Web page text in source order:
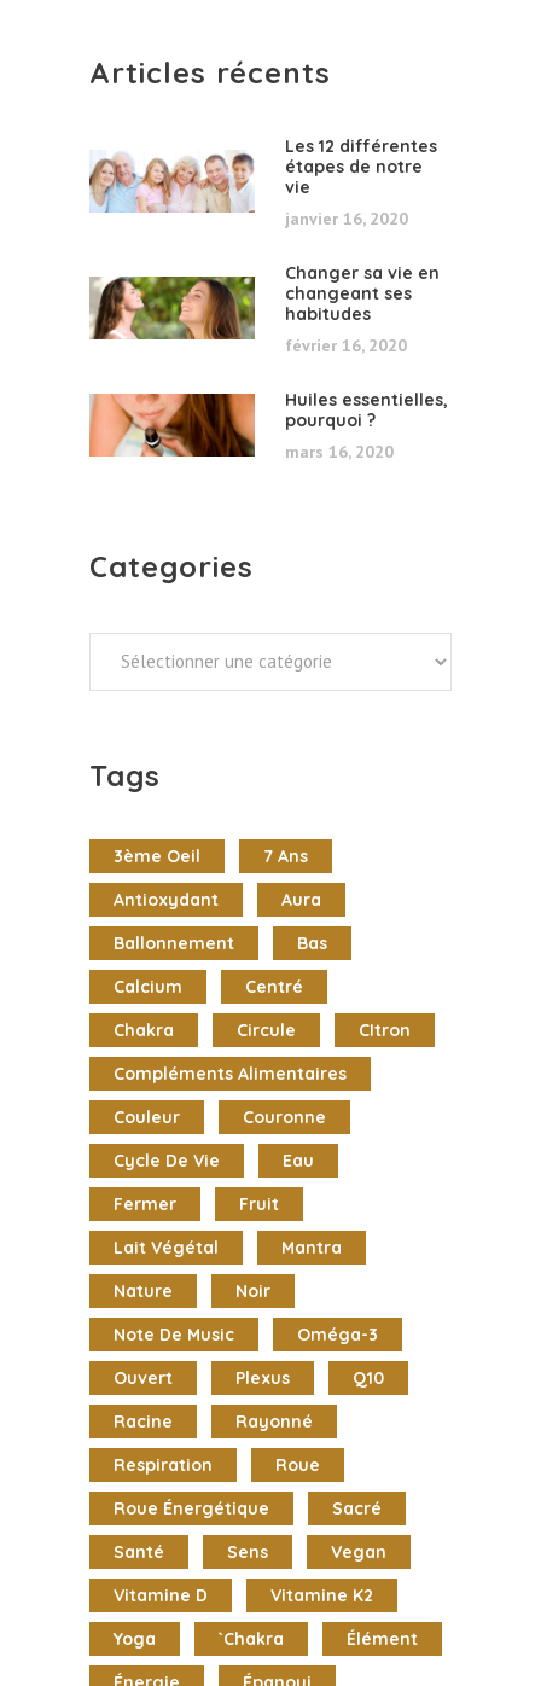
Articles récents
Les 12 différentes
étapes de notre
vie
janvier 16, 2020
Changer sa vie en
changeant ses
habitudes
février 16, 2020
Huiles essentielles,
pourquoi ?
mars 16, 2020
Categories
Categories
Tags
3ème Oeil
7 Ans
Antioxydant
Aura
Ballonnement
Bas
Calcium
Centré
Chakra
Circule
CItron
Compléments Alimentaires
Couleur
Couronne
Cycle De Vie
Eau
Fermer
Fruit
Lait Végétal
Mantra
Nature
Noir
Note De Music
Oméga-3
Ouvert
Plexus
Q10
Racine
Rayonné
Respiration
Roue
Roue Énergétique
Sacré
Santé
Sens
Vegan
Vitamine D
Vitamine K2
Yoga
`chakra
Élément